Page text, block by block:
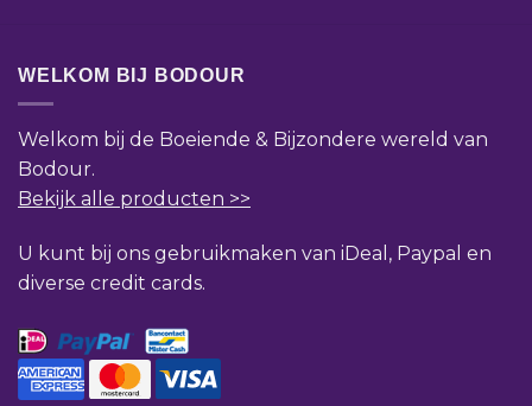
WELKOM BIJ BODOUR
Welkom bij de Boeiende & Bijzondere wereld van
Bodour.
Bekijk alle producten >>
U kunt bij ons gebruikmaken van iDeal, Paypal en
diverse credit cards.